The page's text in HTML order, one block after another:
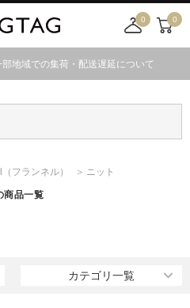
0
舗
カ
0
地域での集荷・配送遅延について
（フランネル） ニット
商品一覧
カテゴリ一覧